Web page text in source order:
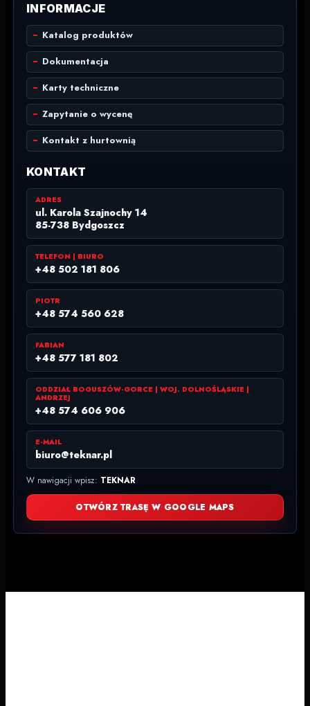
INFORMACJE
Katalog produktów
Dokumentacja
Karty techniczne
Zapytanie o wycenę
Kontakt z hurtownią
KONTAKT
ADRES
ul. Karola Szajnochy 14
85-738 Bydgoszcz
TELEFON | BIURO
+48 502 181 806
PIOTR
+48 574 560 628
FABIAN
+48 577 181 802
ODDZIAŁ BOGUSZÓW-GORCE | WOJ. DOLNOŚLĄSKIE |
ANDRZEJ
+48 574 606 906
E-MAIL
biuro@teknar.pl
W nawigacji wpisz: TEKNAR
OTWÓRZ TRASĘ W GOOGLE MAPS